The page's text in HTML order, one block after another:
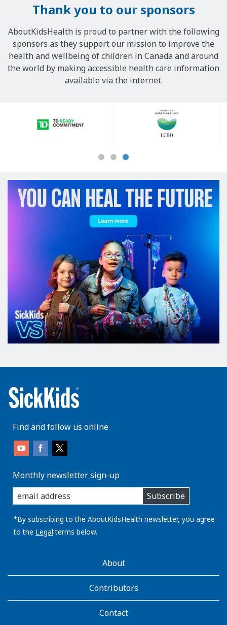
Thank you to our sponsors
AboutKidsHealth is proud to partner with the following
sponsors as they support our mission to improve the
health and wellbeing of children in Canada and around
the world by making accessible health care information
available via the internet.
Sponsors
Find and follow us online
Monthly newsletter sign-up
enter
you
email
address:
Subscribe
*By subscribing to the AboutKidsHealth newsletter, you agree
to the Legal terms below.
AboutKidsHealthAbout
Contributors
Contact